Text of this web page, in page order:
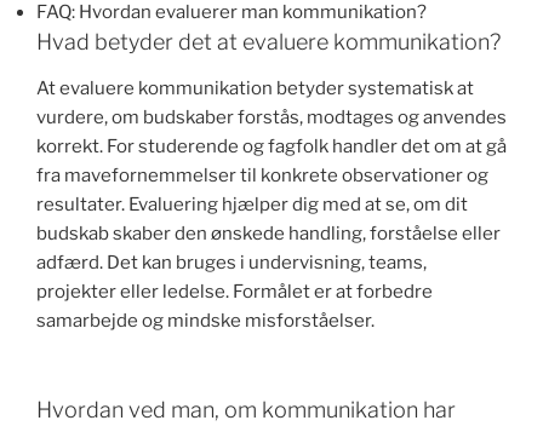
FAQ: Hvordan evaluerer man kommunikation?
Hvad betyder det at evaluere kommunikation?
At evaluere kommunikation betyder systematisk at
vurdere, om budskaber forstås, modtages og anvendes
korrekt. For studerende og fagfolk handler det om at gå
fra mavefornemmelser til konkrete observationer og
resultater. Evaluering hjælper dig med at se, om dit
budskab skaber den ønskede handling, forståelse eller
adfærd. Det kan bruges i undervisning, teams,
projekter eller ledelse. Formålet er at forbedre
samarbejde og mindske misforståelser.
Hvordan ved man, om kommunikation har